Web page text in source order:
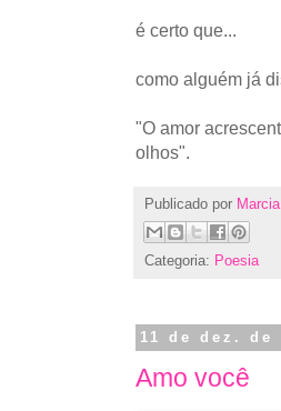
é certo que...
como alguém já
"O amor
olhos".
Publicado por
Categoria: Poesia
11 de dez. de
Amo você